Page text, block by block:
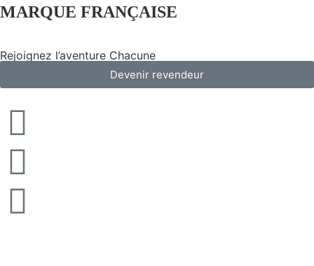
MARQUE FRANÇAISE
Rejoignez l’aventure Chacune
Devenir revendeur